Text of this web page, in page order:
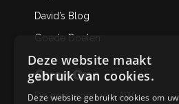
David’s Blog
Goede Doelen
Over Ons
De oorsprong van AW
Deze website maakt
gebruik van cookies.
Deze website gebruikt cookies om uw